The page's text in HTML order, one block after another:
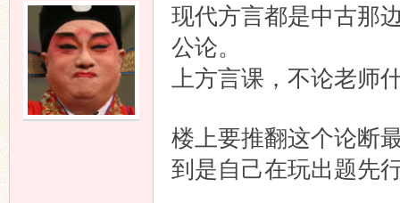
现代方言都是中古那
公论。
上方言课，不论老师
楼上要推翻这个论断
到是自己在玩出题先